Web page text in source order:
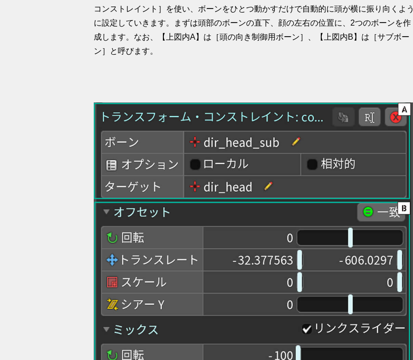
コンストレイント］を使い、ボーンをひとつ動かすだけで自動的に頭が横に振り向くよう
に設定していきます。まずは頭部のボーンの直下、顔の左右の位置に、2つのボーンを作
成します。なお、【上図内A】は［頭の向き制御用ボーン］、【上図内B】は［サブボー
ン］と呼びます。